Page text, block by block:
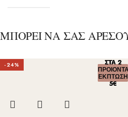
ΜΠΟΡΕΙ ΝΑ ΣΑΣ
-24% ΣΤΑ 2
ΕΚΠΤΩΣΗ
5€
ΣΤΑ 2
ΕΚΠΤΩΣΗ
5€
ΣΤΑ 2
ΕΚΠΤΩΣΗ
5€
ΣΤΑ 2
ΕΚΠΤΩΣΗ
5€
ΣΤΑ 2
ΕΚΠΤΩΣΗ
5€